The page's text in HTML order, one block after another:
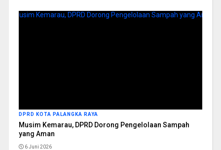
DPRD KOTA PALANGKA RAYA
Musim Kemarau, DPRD Dorong Pengelolaan Sampah
yang Aman
6 Juni 2026